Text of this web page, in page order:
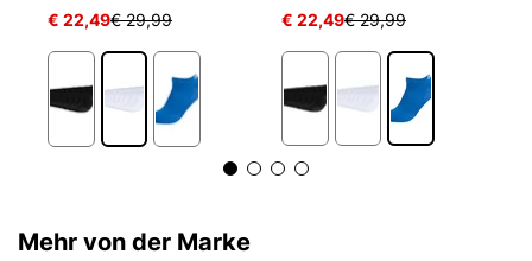
€ 22,49€ 29,99 € 22,49€ 29,99
Mehr von der Marke